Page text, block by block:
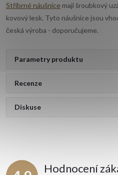
Stříbrné náušnice mají šroubkový
kovový lesk. Tyto náušnice jsou
česká výroba - doporučujeme.
Parametry produktu
Recenze
Diskuse
Hodnocení